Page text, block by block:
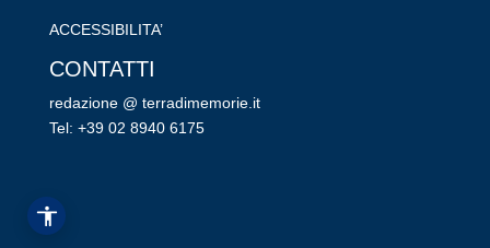
ACCESSIBILITA’
CONTATTI
redazione @ terradimemorie.it
Tel: +39 02 8940 6175
Cursore Grande
Guida Lettura
Lettura Vocale